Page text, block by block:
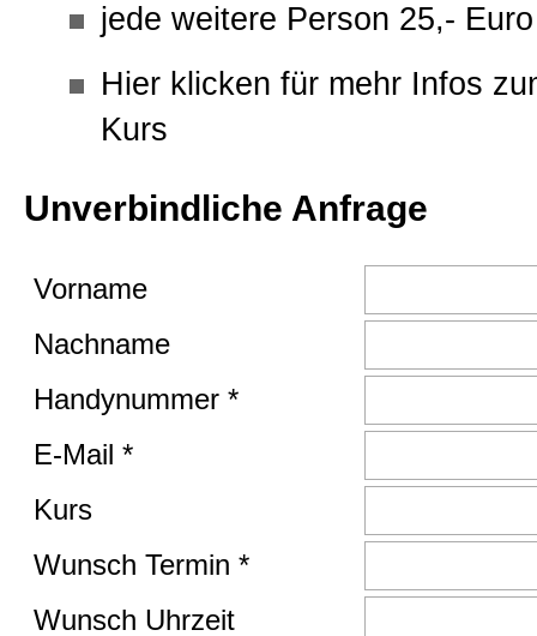
jede weitere Person 25,- Euro
Hier klicken für mehr Infos
Kurs
Unverbindliche Anfrage
Vorname
Nachname
Handynummer *
E-Mail *
Kurs
Wunsch Termin *
Wunsch Uhrzeit